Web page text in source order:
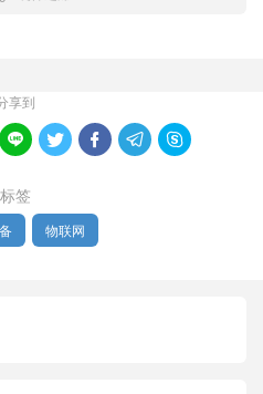
享到
    
标签
物联网